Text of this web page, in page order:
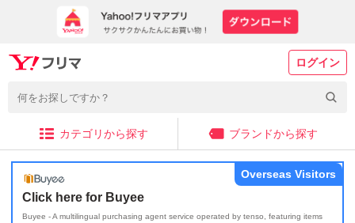
ログイン
カテゴリから探す ブランドから探す
Click here for Buyee
Buyee - A multilingual purchasing agent service operated by tenso, featuring items
Overseas Visitors